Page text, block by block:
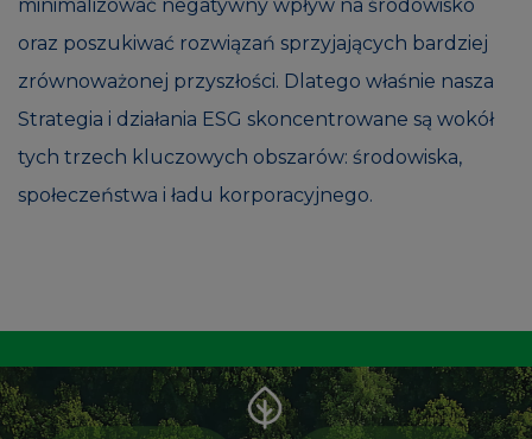
minimalizować negatywny wpływ na środowisko
oraz poszukiwać rozwiązań sprzyjających bardziej
zrównoważonej przyszłości. Dlatego właśnie nasza
Strategia i działania ESG skoncentrowane są wokół
tych trzech kluczowych obszarów: środowiska,
społeczeństwa i ładu korporacyjnego.